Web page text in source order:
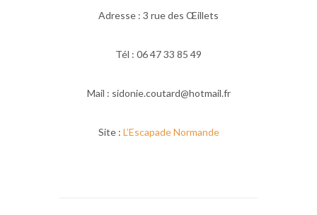
Adresse : 3 rue des Œillets
Tél : 06 47 33 85 49
Mail : sidonie.coutard@hotmail.fr
Site : L’Escapade Normande